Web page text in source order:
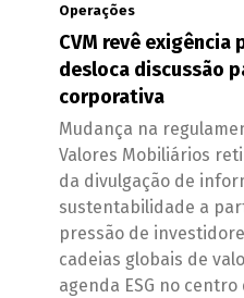
Operações
CVM revê exigência
desloca discussão
corporativa
Mudança na
Valores Mobiliários
da divulgação de
sustentabilidade a
pressão de
cadeias globais de
agenda ESG no